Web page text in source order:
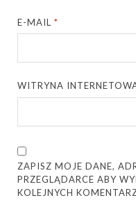
E-MAIL*
WITRYNA
ZAPISZ MOJE DANE,
PRZEGLĄDARCE ABY
KOLEJNYCH